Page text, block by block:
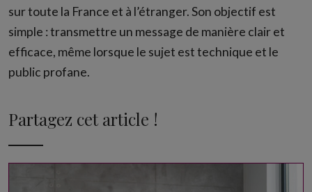
sur toute la France et à l’étranger. Son objectif est
simple : transmettre un message de manière clair et
efficace, même lorsque le sujet est technique et le
public profane.
Partagez cet article !